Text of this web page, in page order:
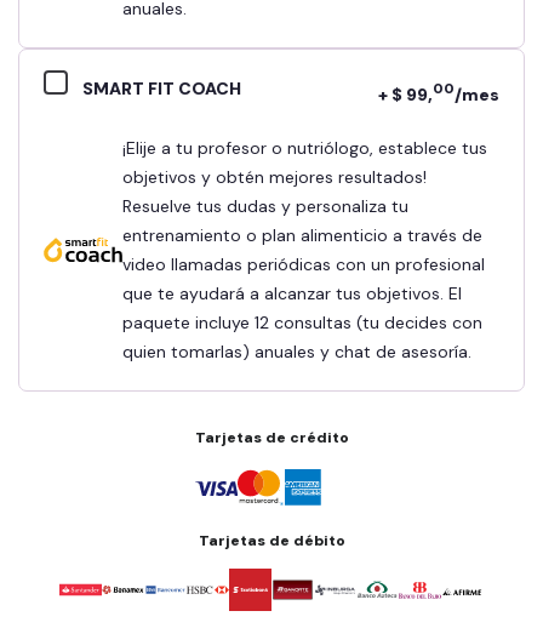
anuales.
SMART FIT COACH + $ 99,00/mes
¡Elije a tu profesor o nutriólogo, establece tus
objetivos y obtén mejores resultados!
Resuelve tus dudas y personaliza tu
entrenamiento o plan alimenticio a través de
video llamadas periódicas con un profesional
que te ayudará a alcanzar tus objetivos. El
paquete incluye 12 consultas (tu decides con
quien tomarlas) anuales y chat de asesoría.
Tarjetas de crédito
Tarjetas de débito